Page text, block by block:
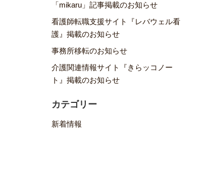
「mikaru」記事掲載のお知らせ
看護師転職支援サイト『レバウェル看
護』掲載のお知らせ
事務所移転のお知らせ
介護関連情報サイト『きらッコノー
ト』掲載のお知らせ
カテゴリー
新着情報